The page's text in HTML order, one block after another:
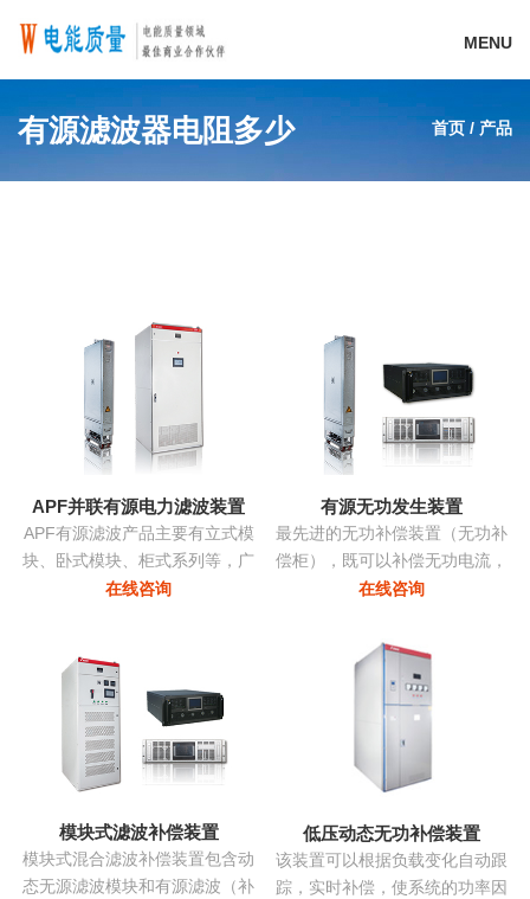
MENU
首页 / 产品
有源滤波器电阻多少
APF并联有源电力滤波装置
APF有源滤波产品主要有立式模
块、卧式模块、柜式系列等，广
泛应用多种负载产生的谐波。
在线咨询
有源无功发生装置
最先进的无功补偿装置（无功补
偿柜），既可以补偿无功电流，
亦可补偿谐波电流，改善三相不
制系统振荡...
在线咨询
模块式滤波补偿装置
模块式混合滤波补偿装置包含动
态无源滤波模块和有源滤波（补
低压动态无功补偿装置
该装置可以根据负载变化自动跟
踪，实时补偿，使系统的功率因